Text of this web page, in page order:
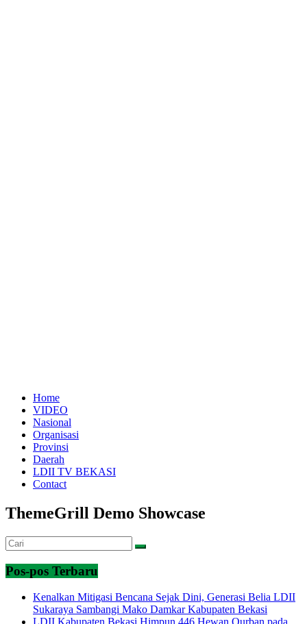
Home
VIDEO
Nasional
Organisasi
Provinsi
Daerah
LDII TV BEKASI
Contact
ThemeGrill Demo Showcase
Pos-pos Terbaru
Kenalkan Mitigasi Bencana Sejak Dini, Generasi Belia LDII
Sukaraya Sambangi Mako Damkar Kabupaten Bekasi